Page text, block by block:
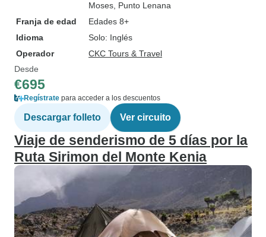
Moses , Punto Lenana
Franja de edad
Edades 8+
Idioma
Solo: Inglés
Operador
CKC Tours & Travel
Desde
€695
Regístrate para acceder a los descuentos
Descargar folleto Ver circuito
Viaje de senderismo de 5 días por la
Ruta Sirimon del Monte Kenia